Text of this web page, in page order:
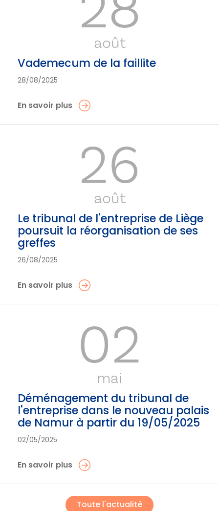
août
Vademecum de la faillite
28/08/2025
En savoir plus
26
août
Le tribunal de l'entreprise de Liège
poursuit la réorganisation de ses
greffes
26/08/2025
En savoir plus
02
mai
Déménagement du tribunal de
l'entreprise dans le nouveau palais
de Namur à partir du 19/05/2025
02/05/2025
En savoir plus
Toute l'actualité